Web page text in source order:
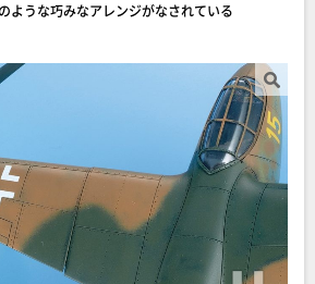
ような巧みなアレンジがなされている